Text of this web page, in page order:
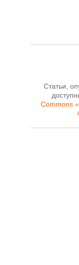
Статьи,
Commons